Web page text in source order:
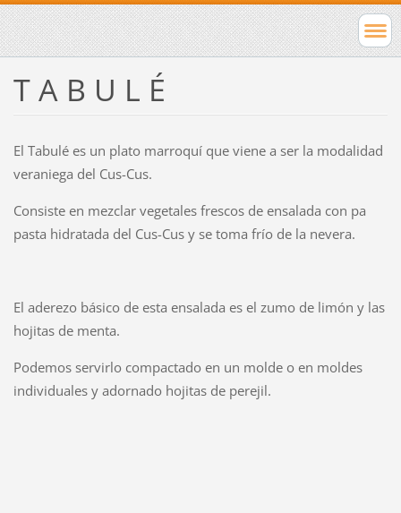
T A B U L É
El Tabulé es un plato marroquí que viene a ser la modalidad
veraniega del Cus-Cus.
Consiste en mezclar vegetales frescos de ensalada con pa
pasta hidratada del Cus-Cus y se toma frío de la nevera.
El aderezo básico de esta ensalada es el zumo de limón y las
hojitas de menta.
Podemos servirlo compactado en un molde o en moldes
individuales y adornado hojitas de perejil.